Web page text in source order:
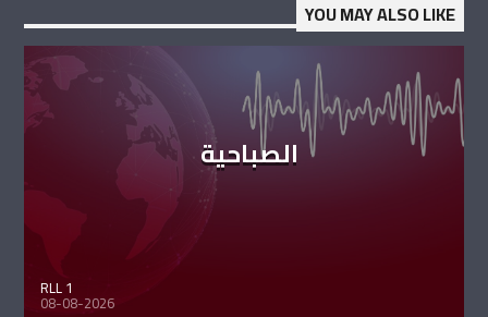
YOU MAY ALSO LIKE
الصباحية
RLL 1
08-08-2026